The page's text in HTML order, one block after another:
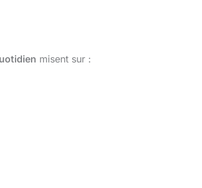
misent sur :